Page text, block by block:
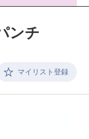
ンチ
マイリスト登録